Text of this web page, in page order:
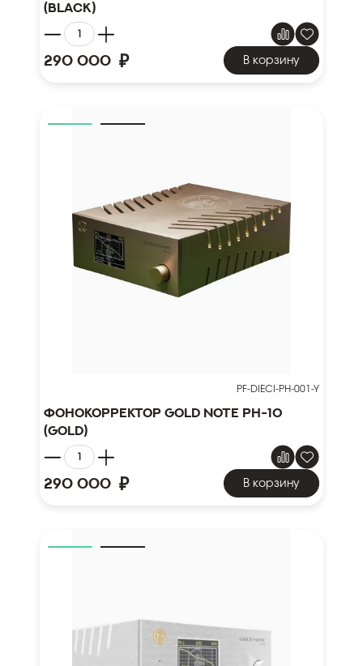
(black)
290 000 ₽ В корзину
PF-DIECI-PH-001-Y
Фонокорректор Gold Note PH-10
(Gold)
290 000 ₽ В корзину